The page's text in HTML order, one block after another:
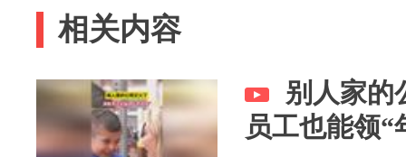
相关内容
别人家的
员工也能领“